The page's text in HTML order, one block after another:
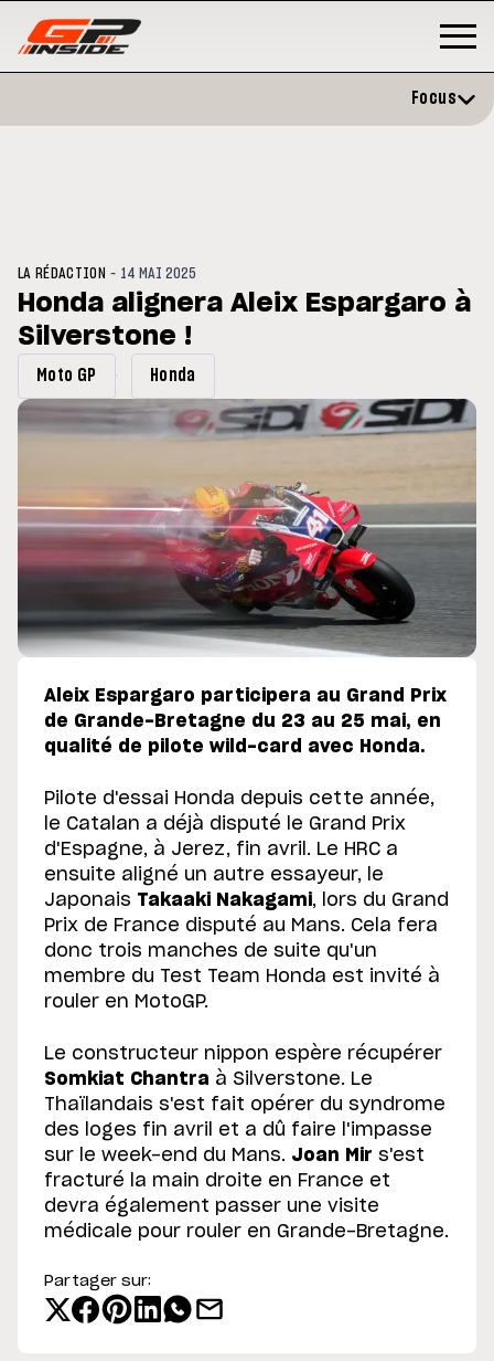
du GP de Grande-
Focus
LA RÉDACTION - 14 MAI 2025
Honda alignera Aleix Espargaro à
Silverstone !
Moto GP Honda
Aleix Espargaro participera au Grand Prix
de Grande-Bretagne du 23 au 25 mai, en
qualité de pilote wild-card avec Honda.
Pilote d'essai Honda depuis cette année,
le Catalan a déjà disputé le Grand Prix
d'Espagne, à Jerez, fin avril. Le HRC a
ensuite aligné un autre essayeur, le
Japonais Takaaki Nakagami, lors du Grand
Prix de France disputé au Mans. Cela fera
donc trois manches de suite qu'un
membre du Test Team Honda est invité à
rouler en MotoGP.
Le constructeur nippon espère récupérer
Somkiat Chantra à Silverstone. Le
Thaïlandais s'est fait opérer du syndrome
des loges fin avril et a dû faire l'impasse
sur le week-end du Mans. Joan Mir s'est
fracturé la main droite en France et
devra également passer une visite
médicale pour rouler en Grande-Bretagne.
Partager sur: